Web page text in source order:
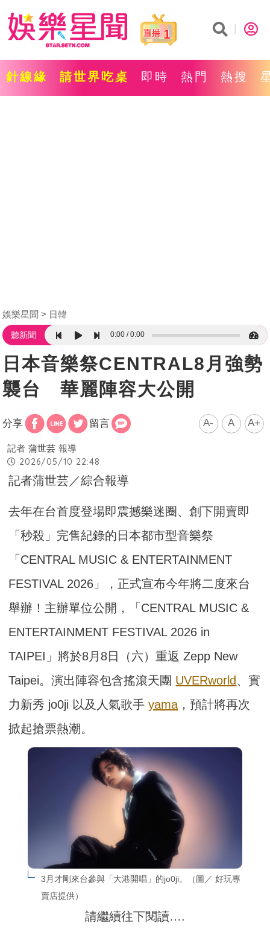
1
針線緣 請世界吃桌 即時 熱門 熱搜
娛樂星聞 日韓
聽新聞 0:00 0:00
日本音樂祭CENTRAL8月強勢
襲台 華麗陣容大公開
分享 留言 A- A A+
記者 蒲世芸 報導
2026/05/10 22:48
記者蒲世芸／綜合報導
去年在台首度登場即震撼樂迷圈、創下開賣即
「秒殺」完售紀錄的日本都市型音樂祭
「CENTRAL MUSIC & ENTERTAINMENT
FESTIVAL 2026」，正式宣布今年將二度來台
舉辦！主辦單位公開，「CENTRAL MUSIC &
ENTERTAINMENT FESTIVAL 2026 in
TAIPEI」將於8月8日（六）重返 Zepp New
Taipei。演出陣容包含搖滾天團 UVERworld 、實
力新秀 jo0ji 以及人氣歌手yama ，預計將再次
掀起搶票熱潮。
3月才剛來台參與「大港開唱」的jo0ji。（圖／ 好玩專
賣店提供）
請繼續往下閱讀….